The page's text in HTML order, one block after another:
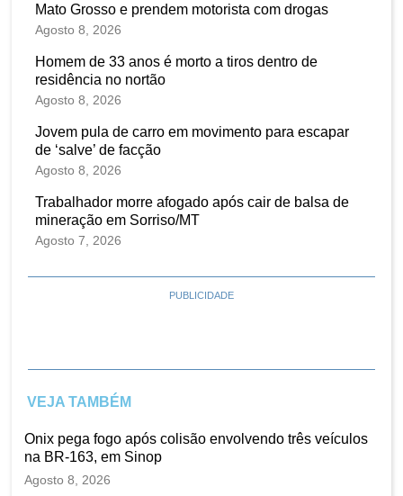
Mato Grosso e prendem motorista com drogas
Agosto 8, 2026
Homem de 33 anos é morto a tiros dentro de
residência no nortão
Agosto 8, 2026
Jovem pula de carro em movimento para escapar
de ‘salve’ de facção
Agosto 8, 2026
Trabalhador morre afogado após cair de balsa de
mineração em Sorriso/MT
Agosto 7, 2026
PUBLICIDADE
VEJA TAMBÉM
Onix pega fogo após colisão envolvendo três veículos
na BR-163, em Sinop
Agosto 8, 2026